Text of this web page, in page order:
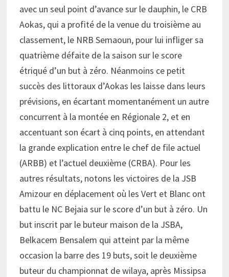
avec un seul point d’avance sur le dauphin, le CRB
Aokas, qui a profité de la venue du troisième au
classement, le NRB Semaoun, pour lui infliger sa
quatrième défaite de la saison sur le score
étriqué d’un but à zéro. Néanmoins ce petit
succès des littoraux d’Aokas les laisse dans leurs
prévisions, en écartant momentanément un autre
concurrent à la montée en Régionale 2, et en
accentuant son écart à cinq points, en attendant
la grande explication entre le chef de file actuel
(ARBB) et l’actuel deuxième (CRBA). Pour les
autres résultats, notons les victoires de la JSB
Amizour en déplacement où les Vert et Blanc ont
battu le NC Bejaia sur le score d’un but à zéro. Un
but inscrit par le buteur maison de la JSBA,
Belkacem Bensalem qui atteint par la même
occasion la barre des 19 buts, soit le deuxième
buteur du championnat de wilaya, après Missipsa